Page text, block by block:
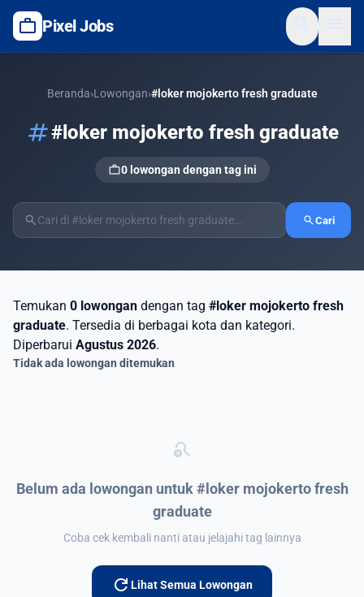
work Pixel Jobs
Beranda›Lowongan›#loker mojokerto fresh graduate
tag#loker mojokerto fresh graduate
work0 lowongan dengan tag ini
search searchCari
Temukan 0 lowongan dengan tag #loker mojokerto fresh
graduate. Tersedia di berbagai kota dan kategori.
Diperbarui Agustus 2026.
Tidak ada lowongan ditemukan
search_off
Belum ada lowongan untuk #loker mojokerto fresh
graduate
Coba cek kembali nanti atau jelajahi tag lainnya
refresh Lihat Semua Lowongan